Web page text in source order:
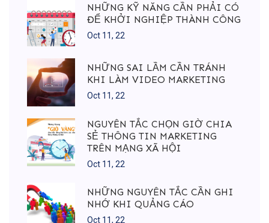
NHỮNG KỸ NĂNG CẦN PHẢI CÓ
ĐỂ KHỞI NGHIỆP THÀNH CÔNG
Oct 11, 22
NHỮNG SAI LẦM CẦN TRÁNH
KHI LÀM VIDEO MARKETING
Oct 11, 22
NGUYÊN TẮC CHỌN GIỜ CHIA
SẺ THÔNG TIN MARKETING
TRÊN MẠNG XÃ HỘI
Oct 11, 22
NHỮNG NGUYÊN TẮC CẦN GHI
NHỚ KHI QUẢNG CÁO
Oct 11, 22